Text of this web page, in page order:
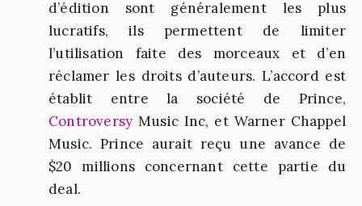
d’édition sont généralement les plus
lucratifs, ils permettent de limiter
l’utilisation faite des morceaux et d’en
réclamer les droits d’auteurs. L’accord est
établit entre la société de Prince,
Controversy Music Inc, et Warner Chappel
Music. Prince aurait reçu une avance de
$20 millions concernant cette partie du
deal.